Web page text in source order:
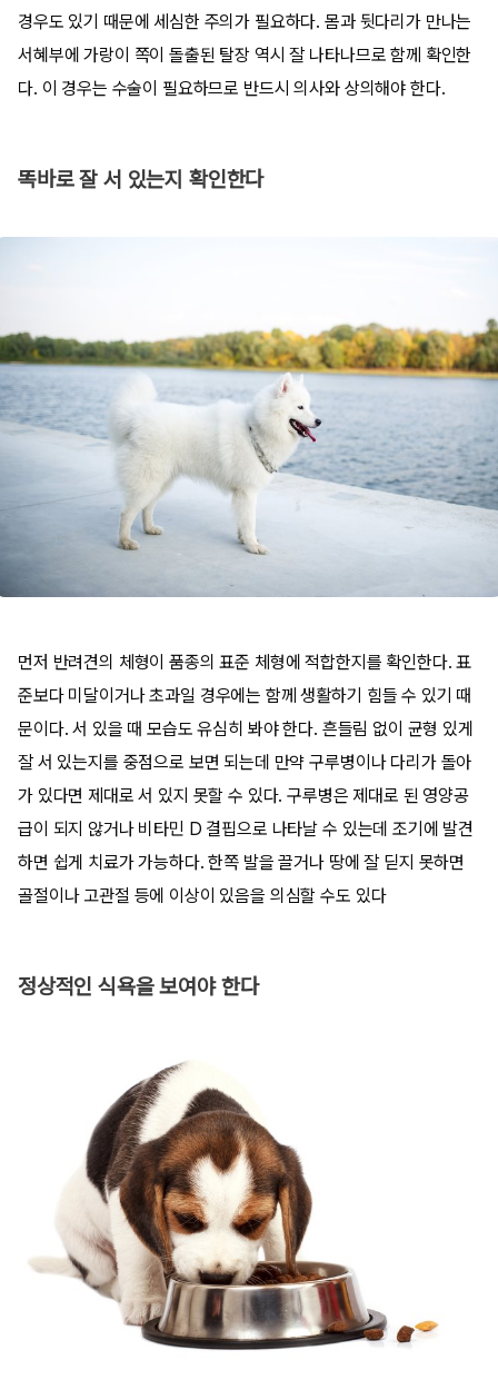
경우도 있기 때문에 세심한 주의가 필요하다. 몸과 뒷다리가 만나는
서혜부에 가랑이 쪽이 돌출된 탈장 역시 잘 나타나므로 함께 확인한
다. 이 경우는 수술이 필요하므로 반드시 의사와 상의해야 한다.
똑바로 잘 서 있는지 확인한다
먼저 반려견의 체형이 품종의 표준 체형에 적합한지를 확인한다. 표
준보다 미달이거나 초과일 경우에는 함께 생활하기 힘들 수 있기 때
문이다. 서 있을 때 모습도 유심히 봐야 한다. 흔들림 없이 균형 있게
잘 서 있는지를 중점으로 보면 되는데 만약 구루병이나 다리가 돌아
가 있다면 제대로 서 있지 못할 수 있다. 구루병은 제대로 된 영양공
급이 되지 않거나 비타민 D 결핍으로 나타날 수 있는데 조기에 발견
하면 쉽게 치료가 가능하다. 한쪽 발을 끌거나 땅에 잘 딛지 못하면
골절이나 고관절 등에 이상이 있음을 의심할 수도 있다
정상적인 식욕을 보여야 한다